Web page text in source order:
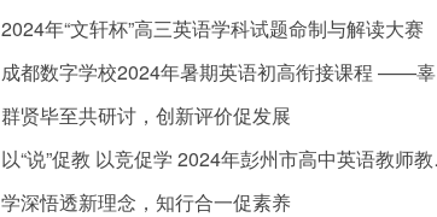
2024年“文轩杯”高三英语学科试题命制与解读大赛
成都数字学校2024年暑期英语初高衔接课程 ——辜晴名师工作室倾力打造
群贤毕至共研讨，创新评价促发展
以“说”促教 以竞促学 2024年彭州市高中英语教师教学技能大赛（说课比赛）
学深悟透新理念，知行合一促素养